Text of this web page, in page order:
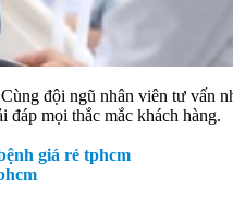
đội ngũ nhân viên tư vấn
đáp mọi thắc mắc khách hàng.
giá rẻ tphcm